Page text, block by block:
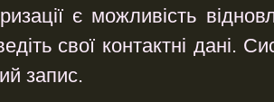
є можливість
свої контактні дані.
запис.